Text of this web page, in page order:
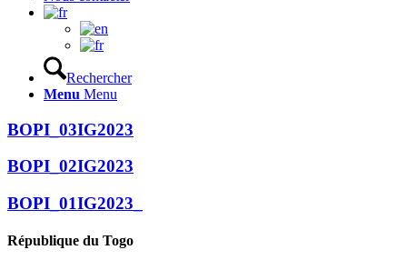
Rechercher
Menu Menu
BOPI_03IG2023
BOPI_02IG2023
BOPI_01IG2023_
République du Togo